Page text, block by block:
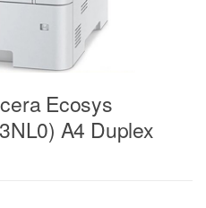
Ecosys
A4 Duplex